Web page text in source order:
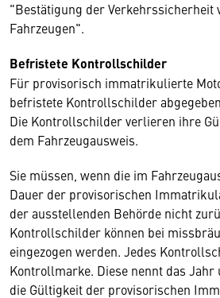
"Bestätigung der Verkehrssicherheit
Fahrzeugen".
Befristete Kontrollschilder
Für provisorisch immatrikulierte
befristete Kontrollschilder
Die Kontrollschilder verlieren ihre
dem Fahrzeugausweis.
Sie müssen, wenn die im
Dauer der provisorischen
der ausstellenden Behörde nicht
Kontrollschilder können bei
eingezogen werden. Jedes
Kontrollmarke. Diese nennt das Jahr
die Gültigkeit der provisorischen